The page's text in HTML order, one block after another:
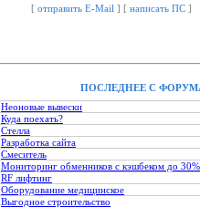
[ отправить E-Mail ] [ написать ПС]
ПОСЛЕДНЕЕ С
Неоновые вывески
Куда поехать?
Стелла
Разработка сайта
Смеситель
Мониторинг обменников с кэшбеком до 30%
RF лифтинг
Оборудование медицинское
Выгодное строительство